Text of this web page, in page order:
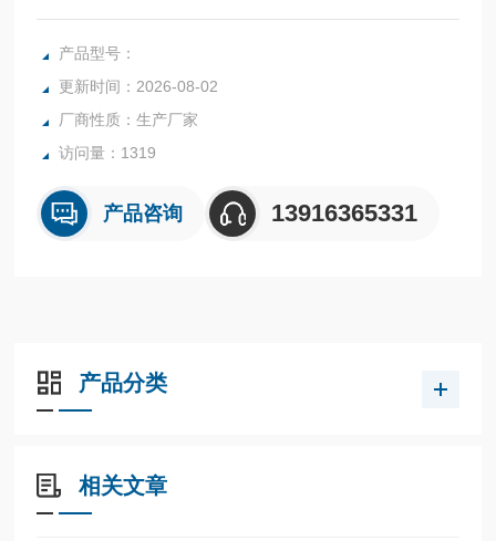
详细的硬度检查步奏环节。
产品型号：
更新时间：2026-08-02
厂商性质：生产厂家
访问量：1319
产品咨询 13916365331
产品分类
相关文章